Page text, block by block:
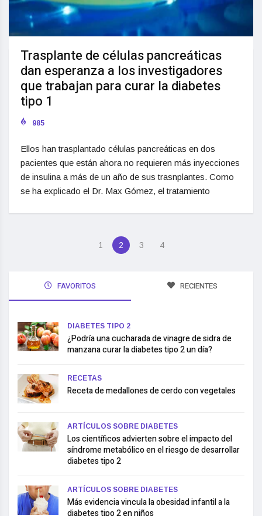
Trasplante de células pancreáticas
dan esperanza a los investigadores
que trabajan para curar la diabetes
tipo 1
985
Ellos han trasplantado células pancreáticas en dos
pacientes que están ahora no requieren más inyecciones
de insulina a más de un año de sus trasnplantes. Como
se ha explicado el Dr. Max Gómez, el tratamiento
1 2 3 4
FAVORITOS RECIENTES
DIABETES TIPO 2
¿Podría una cucharada de vinagre de sidra de
manzana curar la diabetes tipo 2 un día?
RECETAS
Receta de medallones de cerdo con vegetales
ARTÍCULOS SOBRE DIABETES
Los científicos advierten sobre el impacto del
síndrome metabólico en el riesgo de desarrollar
diabetes tipo 2
ARTÍCULOS SOBRE DIABETES
Más evidencia vincula la obesidad infantil a la
diabetes tipo 2 en niños